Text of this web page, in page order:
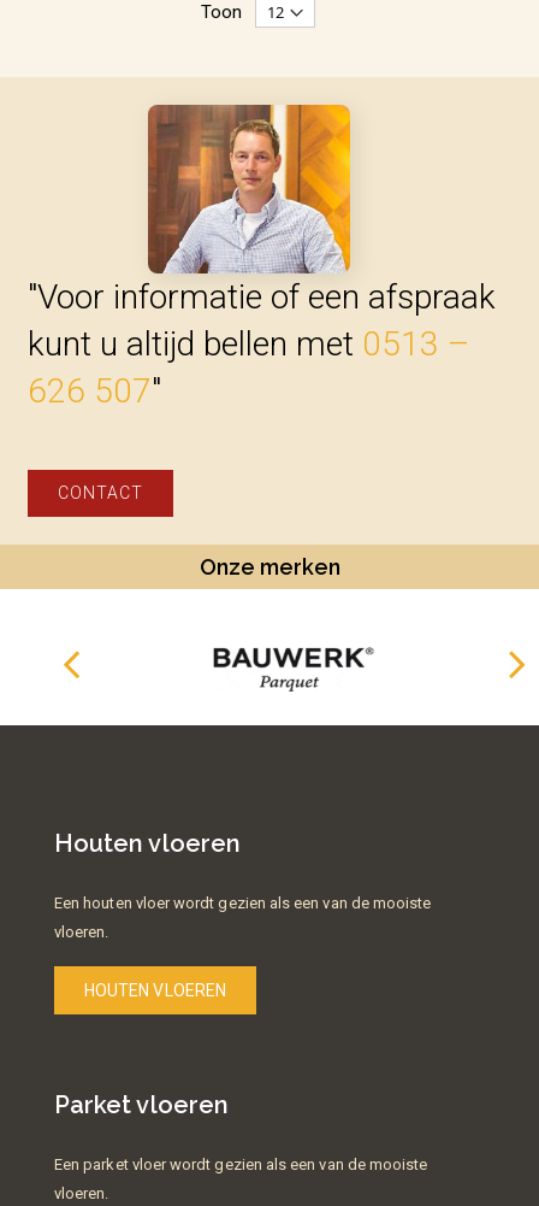
Toon
"Voor informatie of een afspraak
kunt u altijd bellen met 0513 –
626 507"
CONTACT
Onze merken
Houten vloeren
Een houten vloer wordt gezien als een van de mooiste
vloeren.
HOUTEN VLOEREN
Parket vloeren
Een parket vloer wordt gezien als een van de mooiste
vloeren.